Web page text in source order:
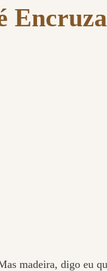
madeira, digo eu